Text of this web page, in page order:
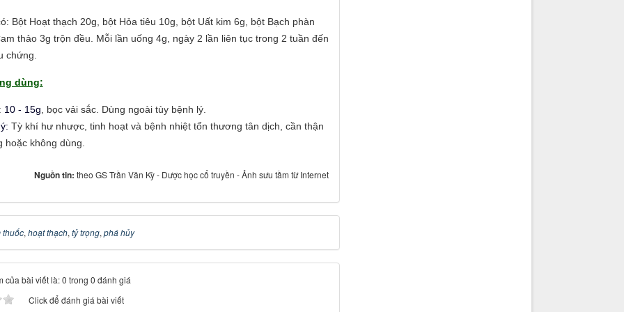
Bột Hoạt thạch 20g, bột Hỏa tiêu 10g, bột Uất kim 6g, bột Bạch phàn
thảo 3g trộn đều. Mỗi lần uống 4g, ngày 2 lần liên tục trong 2 tuần đến
chứng.
dùng:
10 - 15g , bọc vải sắc. Dùng ngoài tùy bệnh lý.
Tỳ khí hư nhược, tinh hoạt và bệnh nhiệt tổn thương tân dịch, cần thận
hoặc không dùng.
Nguồn tin:theo GS Trần Văn Kỳ - Dược học cổ truyền - Ảnh sưu tầm từ Internet
thuốc, hoạt thạch, tỷ trọng, phá hủy
của bài viết là: 0 trong 0 đánh giá
Click để đánh giá bài viết